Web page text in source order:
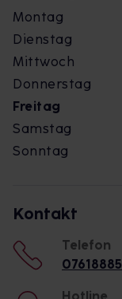
Montag
Dienstag
Mittwoch
Donnerstag
Freitag
Samstag
Sonntag
Kontakt
Telefon